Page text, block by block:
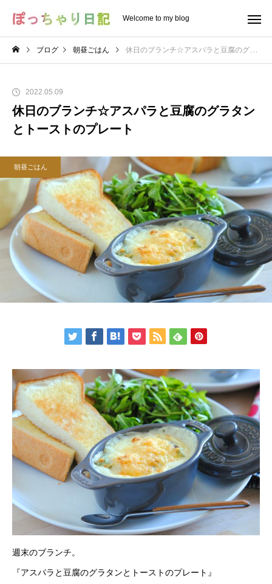
Welcome to my blog
ブログ 朝昼ごはん 休日のブランチ☆アスパラと豆腐のグラタンとトーストのプレート
2022.05.09
休日のブランチ☆アスパラと豆腐のグラタン
とトーストのプレート
朝昼ごはん
週末のブランチ。
『アスパラと豆腐のグラタンとトーストのプレート』